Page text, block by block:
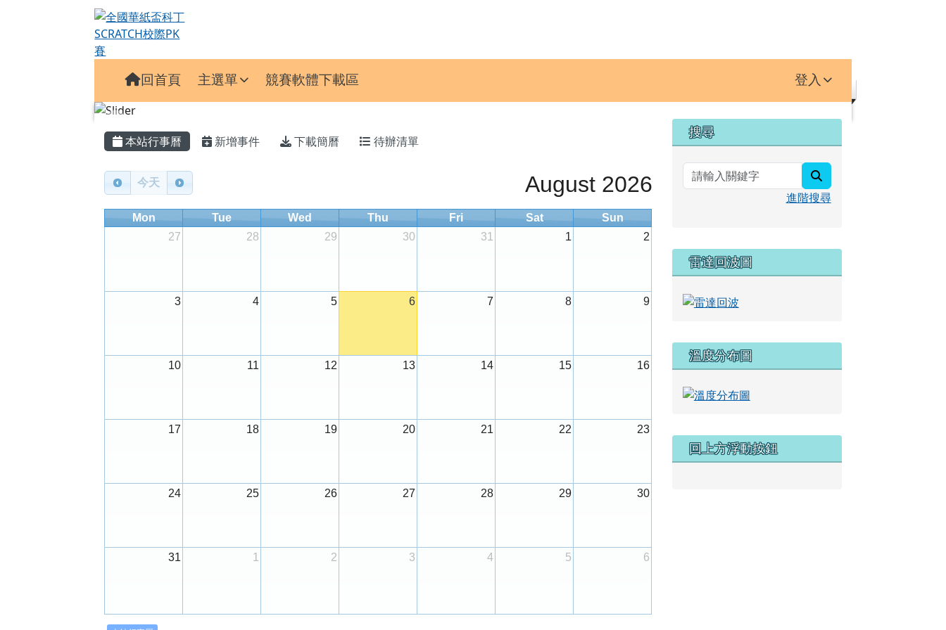
全國華紙盃科丁SCRATCH校際PK賽
回首頁 主選單 競賽軟體下載區 登入
主內容區域
本站行事曆 新增事件 下載簡曆 待辦清單
Calendar
今天 August 2026
Mon Tue Wed Thu Fri Sat
Sun
27
28 29 30 31 1 2
3 4 5 6 7 8 9
10 11 12 13 14 15 16
17 18 19 20 21 22 23
24 25 26 27 28 29 30
31 1 2 3 4 5 6
右邊區域內容
搜尋
進階搜尋
雷達回波圖
溫度分布圖
回上方浮動按鈕